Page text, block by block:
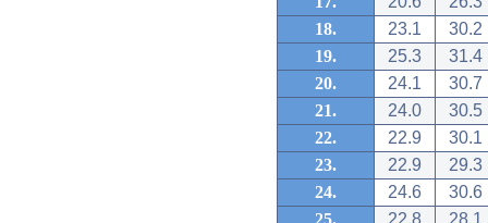
18.
23.1
30.2
19.
25.3
31.4
20.
24.1
30.7
21.
24.0
30.5
22.
22.9
30.1
23.
22.9
29.3
24.
24.6
30.6
25.
22.8
28.1